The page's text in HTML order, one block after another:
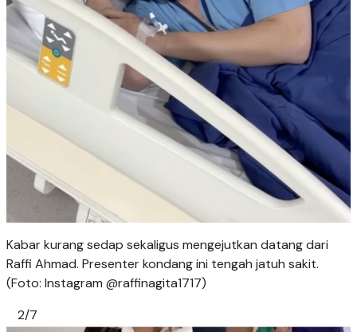
Kabar kurang sedap sekaligus mengejutkan datang dari
Raffi Ahmad. Presenter kondang ini tengah jatuh sakit.
(Foto: Instagram @raffinagita1717)
2/7